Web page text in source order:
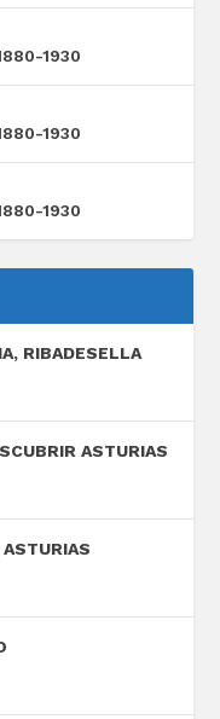
1930
1930
1930
RIBADESELLA
ASTURIAS